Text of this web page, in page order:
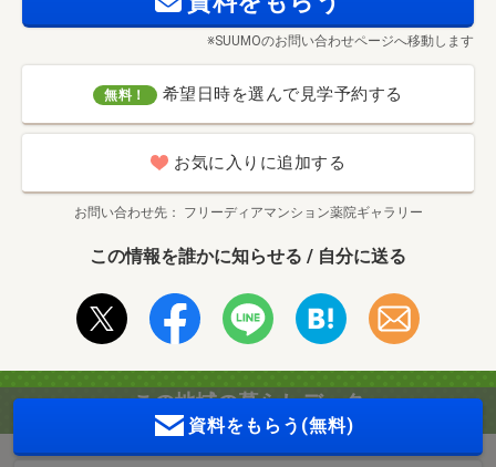
※SUUMOのお問い合わせページへ移動します
無料！ 希望日時を選んで見学予約する
お気に入りに追加する
お問い合わせ先 フリーディアマンション薬院ギャラリー
この情報を誰かに知らせる / 自分に送る
この地域の暮らしデータ
資料をもらう(無料)